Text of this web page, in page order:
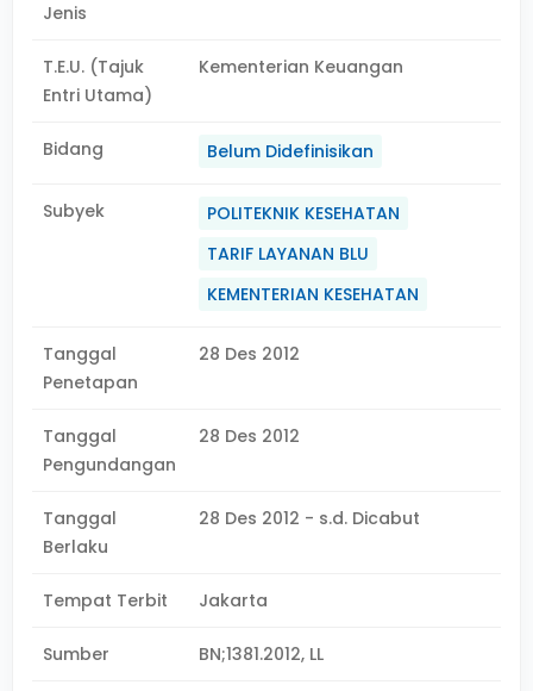
Jenis
T.E.U. (Tajuk
Entri Utama)
Kementerian Keuangan
Bidang Belum Didefinisikan
Subyek
POLITEKNIK KESEHATAN
TARIF LAYANAN BLU
KEMENTERIAN KESEHATAN
Tanggal
Penetapan
28 Des 2012
Tanggal
Pengundangan
28 Des 2012
Tanggal
Berlaku
28 Des 2012 - s.d. Dicabut
Tempat Terbit Jakarta
Sumber BN;1381.2012, LL